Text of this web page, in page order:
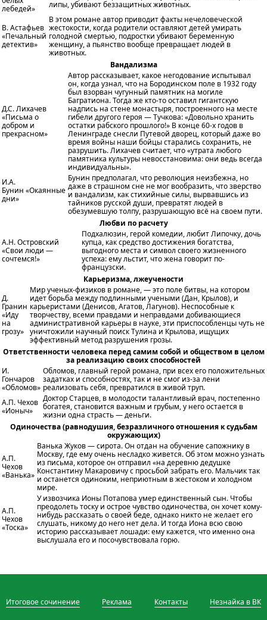
лебедей»
липы, убивают беззащитных животных.
В. Астафьев
«Печальный
детектив»
В этом романе автор приводит факты нечеловеческой
жестокости, когда родители оставляют детей умирать
голодной смертью, подростки убивают беременную
женщину, а пьянство вообще превращает людей в
животных.
Вандализма
Д.С. Лихачев
«Письма о
добром и
прекрасном»
Автор рассказывает, какое негодование испытывал
он, когда узнал, что на Бородинском поле в 1932 году
был взорван чугунный памятник на могиле
Багратиона. Тогда же кто-то оставил гигантскую
надпись на стене монастыря, построенного на месте
гибели другого героя — Тучкова: «Довольно хранить
остатки рабского прошлого!» В конце 60-х годов в
Ленинграде снесли Путевой дворец, который даже во
время войны наши бойцы старались сохранить, не
разрушить. Лихачев считает, что «утрата любого
памятника культуры невосстановима: они ведь всегда
индивидуальны».
И.А.
Бунин «Окаянные
дни»
Бунин предполагал, что революция неизбежна, но
даже в страшном сне не мог вообразить, что зверство
и вандализм, как стихийные силы, вырвавшись из
тайников русской души, превратят людей в
обезумевшую толпу, разрушающую всё на своем пути.
Любви по расчету
А.Н. Островский
«Свои люди —
сочтемся!»
Подхалюзин, герой комедии, любит Липочку, дочь
купца, как средство достижения богатства,
выгодного места и символ своего жизненного
успеха: ему льстит, что жена говорит по-
французски.
Карьеризма, лжеучености
Д.
Гранин
«Иду
на
грозу»
Мир ученых-физиков в романе, — это поле битвы, на котором
идет борьба между подлинными учеными (Дан, Крылов), и
карьеристами (Денисов, Агатов, Лагунов). Неспособные к
творчеству, всеми правдами и неправдами добивающиеся
административной карьеры в науке, эти приспособленцы чуть не
уничтожили научный поиск Тулина и Крылова, ищущих
эффективный метод разрушения грозы.
Ответственности человека перед самим собой и обществом в целом
за реализацию своих способностей
И.
Гончаров
«Обломов»
Обломов, главный герой романа, при всех его положительных
задатках и способностях, так и не смог из-за лени
реализовать себя, превратился в живой труп.
А.П. Чехов
«Ионыч»
Доктор Старцев, в молодости талантливый врач, постепенно
богатея, становится важным и грубым, у него остается в
жизни одна страсть — деньги.
Одиночества (равнодушия, безразличного отношения к судьбам
окружающих)
А.П.
Чехов
«Ванька»
Ванька Жуков— сирота. Он отдан на обучение сапожнику в
Москву, где ему очень несладко живется. Об этом можно узнать
из письма, которое он отправил «на деревню дедушке
Константину Макаровичу с просьбой забрать его. Мальчик так
и останется одиноким, неприютным в жестоком и холодном
мире.
А.П.
Чехов
«Тоска»
У извозчика Ионы Потапова умер единственный сын. Чтобы
преодолеть тоску и острое чувство одиночества, он хочет кому-
нибудь рассказать о своей беде, однако никто не желает его
слушать, никому до него нет дела. И тогда Иона всю свою
историю рассказывает лошади: ему кажется, что именно она
выслушала его и посочувствовала горю.
Итоговое сочинение Реклама Контакты Незнайка в ВК